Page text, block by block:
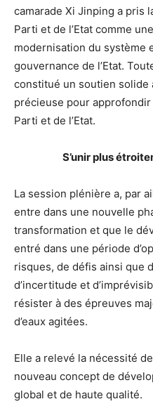
camarade Xi Jinping a pris
Parti et de l’Etat comme
modernisation du système
gouvernance de l’Etat.
constitué un soutien solide
précieuse pour
Parti et de l’Etat.
S’unir plus
La session plénière a, par
entre dans une nouvelle
transformation et que le
entré dans une période
risques, de défis ainsi que
d’incertitude et
résister à des épreuves
d’eaux agitées.
Elle a relevé la nécessité
nouveau concept de
global et de haute qualité.